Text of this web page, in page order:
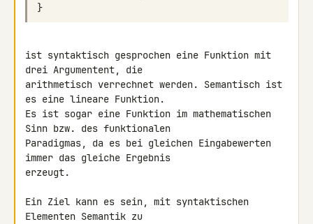
}
ist syntaktisch gesprochen eine Funktion mit
drei Argumentent, die
arithmetisch verrechnet werden. Semantisch ist
es eine lineare Funktion.
Es ist sogar eine Funktion im mathematischen
Sinn bzw. des funktionalen
Paradigmas, da es bei gleichen Eingabewerten
immer das gleiche Ergebnis
erzeugt.
Ein Ziel kann es sein, mit syntaktischen
Elementen Semantik zu